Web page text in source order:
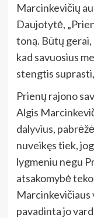
Marcinkevičių
Daujotytė,
toną. Būtų
kad savuosius
stengtis
Prienų rajono
Algis
dalyvius,
nuveikęs tiek,
lygmeniu negu
atsakomybė
Marcinkevičiaus
pavadinta jo